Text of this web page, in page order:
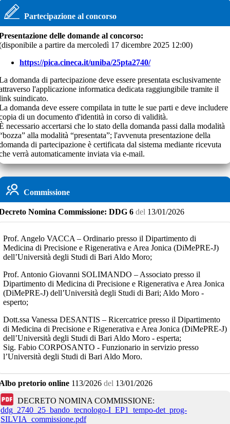
Partecipazione al concorso
delle domande al concorso:
a partire da mercoledì 17 dicembre 2025 12:00)
https://pica.cineca.it/uniba/25pta2740/
domanda di partecipazione deve essere presentata esclusivamente
l'applicazione informatica dedicata raggiungibile tramite il
suindicato.
domanda deve essere compilata in tutte le sue parti e deve includere
di un documento d'identità in corso di validità.
necessario accertarsi che lo stato della domanda passi dalla modalità
alla modalità “presentata”; l'avvenuta presentazione della
di partecipazione è certificata dal sistema mediante ricevuta
verrà automaticamente inviata via e-mail.
Commissione
Nomina Commissione: DDG 6 del 13/01/2026
Prof. Angelo VACCA – Ordinario presso il Dipartimento di
Medicina di Precisione e Rigenerativa e Area Jonica (DiMePRE-J)
dell’Università degli Studi di Bari Aldo Moro;
Prof. Antonio Giovanni SOLIMANDO – Associato presso il
Dipartimento di Medicina di Precisione e Rigenerativa e Area Jonica
(DiMePRE-J) dell’Università degli Studi di Bari; Aldo Moro -
esperto;
Dott.ssa Vanessa DESANTIS – Ricercatrice presso il Dipartimento
di Medicina di Precisione e Rigenerativa e Area Jonica (DiMePRE-J)
dell’Università degli Studi di Bari Aldo Moro - esperta;
Sig. Fabio CORPOSANTO - Funzionario in servizio presso
l’Università degli Studi di Bari Aldo Moro.
pretorio online 113/2026 del 13/01/2026
DECRETO NOMINA COMMISSIONE:
ddg_2740_25_bando_tecnologo-I_EP1_tempo-det_prog-
SILVIA_commissione.pdf